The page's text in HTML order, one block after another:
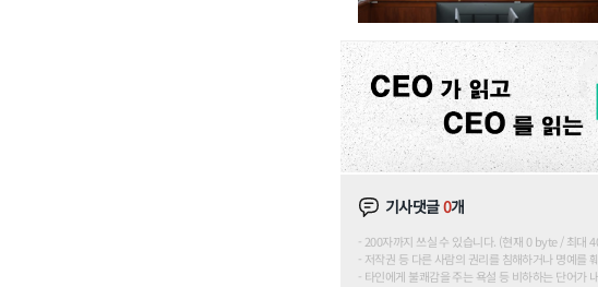
기사댓글0개
200자까지 쓰실 수 있습니다. (현재 0 byte / 최대
저작권 등 다른 사람의 권리를 침해하거나 명예를
타인에게 불쾌감을 주는 욕설 등 비하하는 단어가